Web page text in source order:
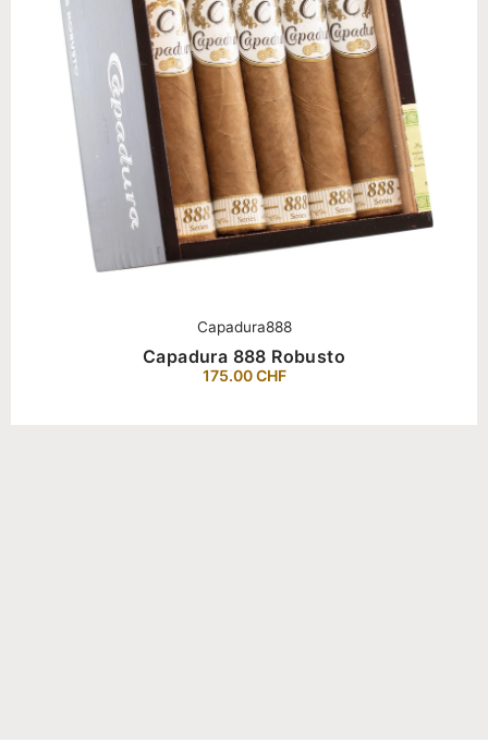
Capadura888
Capadura 888 Robusto
175.00CHF